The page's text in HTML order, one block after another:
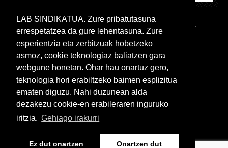
BIZILAN.EUS
TIENDA
INTRANET 🔑
Euskera Castellano
www.lab.eus
LAB SINDIKATUA. Zure pribatutasuna
errespetatzea da gure lehentasuna. Zure
esperientzia eta zerbitzuak hobetzeko
asmoz, cookie teknologiaz baliatzen gara
webgune honetan. Ohar hau onartuz gero,
teknologia hori erabiltzeko baimen esplizitua
ematen diguzu. Nahi duzunean alda
dezakezu cookie-en erabileraren inguruko
iritzia. Gehiago irakurri
Ez dut onartzen Onartzen dut